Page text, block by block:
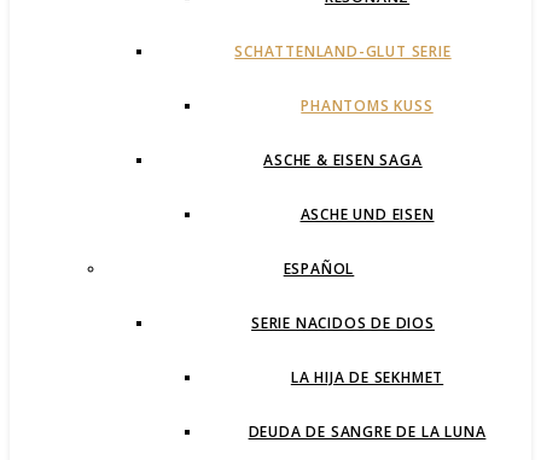
SCHATTENLAND-GLUT SERIE
PHANTOMS KUSS
ASCHE & EISEN SAGA
ASCHE UND EISEN
ESPAÑOL
SERIE NACIDOS DE DIOS
LA HIJA DE SEKHMET
DEUDA DE SANGRE DE LA LUNA